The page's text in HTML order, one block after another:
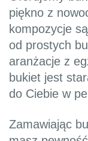
piękno z
kompozycje
od prostych
aranżacje z
bukiet jest
do Ciebie w
Zamawiając